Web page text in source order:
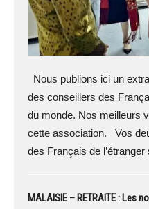
Nous publions ici un
des conseillers des
du monde. Nos meilleurs
cette association. Vos
des Français de
MALAISIE – RETRAITE : Les